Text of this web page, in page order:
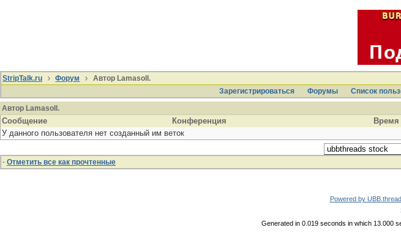
StripTalk.ru Форум
Автор Lamasoll.
Зарегистрироваться
Форумы Список
Автор Lamasoll.
Сообщение Конференция
Время
У данного пользователя нет созданный им веток
· Отметить все как прочтенные
Powered by
Generated in 0.019 seconds in which 13.000